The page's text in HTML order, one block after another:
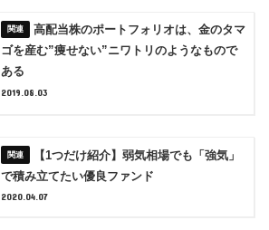
高配当株のポートフォリオは、金のタマ
ゴを産む”痩せない”ニワトリのようなもので
ある
2019.08.03
【1つだけ紹介】弱気相場でも「強気」
で積み立てたい優良ファンド
2020.04.07